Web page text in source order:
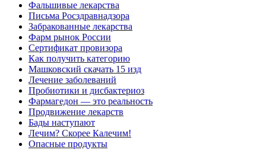
Фальшивые лекарства
Письма Росздравнадзора
Забракованные лекарства
Фарм рынок России
Сертификат провизора
Как получить категорию
Машковский скачать 15 изд
Лечение заболеваний
Пробиотики и дисбактериоз
Фармагедон — это реальность
Продвижение лекарств
Бады наступают
Лечим? Скорее Калечим!
Опасные продукты